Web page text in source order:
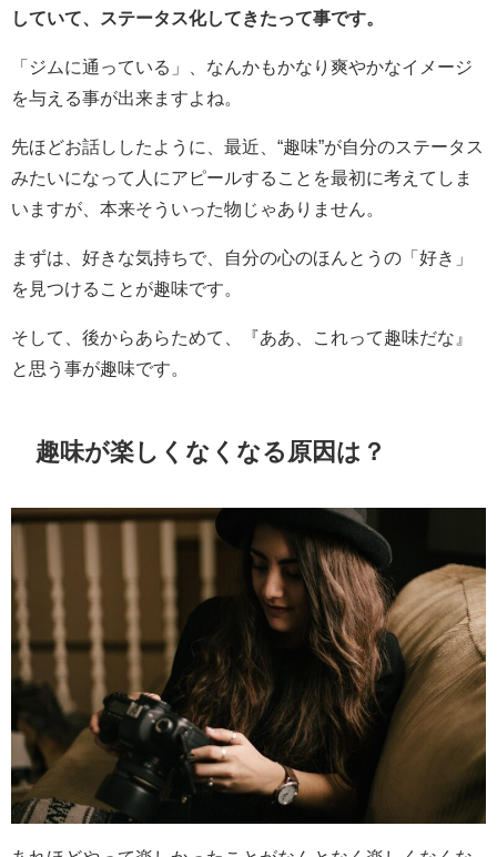
していて、ステータス化してきたって事です。
「ジムに通っている」、なんかもかなり爽やかなイメージ
を与える事が出来ますよね。
先ほどお話ししたように、最近、“趣味”が自分のステータス
みたいになって人にアピールすることを最初に考えてしま
いますが、本来そういった物じゃありません。
まずは、好きな気持ちで、自分の心のほんとうの「好き」
を見つけることが趣味です。
そして、後からあらためて、『ああ、これって趣味だな』
と思う事が趣味です。
趣味が楽しくなくなる原因は？